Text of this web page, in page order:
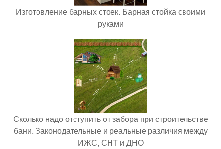
Изготовление барных стоек. Барная стойка своими
руками
Сколько надо отступить от забора при строительстве
бани. Законодательные и реальные различия между
ИЖС, СНТ и ДНО